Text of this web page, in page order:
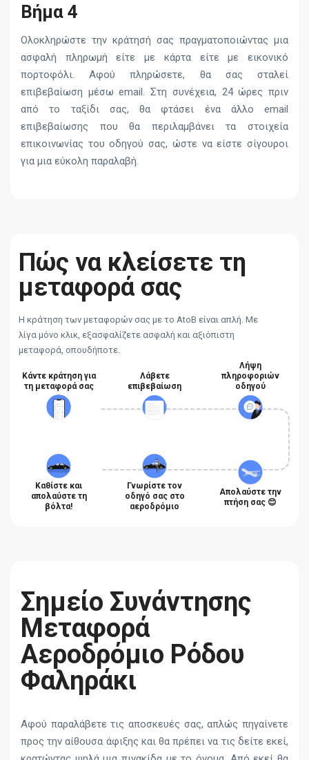
Βήμα 4
Ολοκληρώστε την κράτησή σας πραγματοποιώντας μια
ασφαλή πληρωμή είτε με κάρτα είτε με εικονικό
πορτοφόλι. Αφού πληρώσετε, θα σας σταλεί
επιβεβαίωση μέσω email. Στη συνέχεια, 24 ώρες πριν
από το ταξίδι σας, θα φτάσει ένα άλλο email
επιβεβαίωσης που θα περιλαμβάνει τα στοιχεία
επικοινωνίας του οδηγού σας, ώστε να είστε σίγουροι
για μια εύκολη παραλαβή.
Πώς να κλείσετε τη
μεταφορά σας
Η κράτηση των μεταφορών σας με το AtoB είναι απλή. Με
λίγα μόνο κλικ, εξασφαλίζετε ασφαλή και αξιόπιστη
μεταφορά, οπουδήποτε.
Κάντε κράτηση για
τη μεταφορά σας
Λάβετε
επιβεβαίωση
Λήψη
πληροφοριών
οδηγού
Καθίστε και
απολαύστε τη
βόλτα!
Γνωρίστε τον
οδηγό σας στο
αεροδρόμιο
Απολαύστε την
πτήση σας 😊
Σημείο Συνάντησης
Μεταφορά
Αεροδρόμιο Ρόδου
Φαληράκι
Αφού παραλάβετε τις αποσκευές σας, απλώς πηγαίνετε
προς την αίθουσα άφιξης και θα πρέπει να τις δείτε εκεί,